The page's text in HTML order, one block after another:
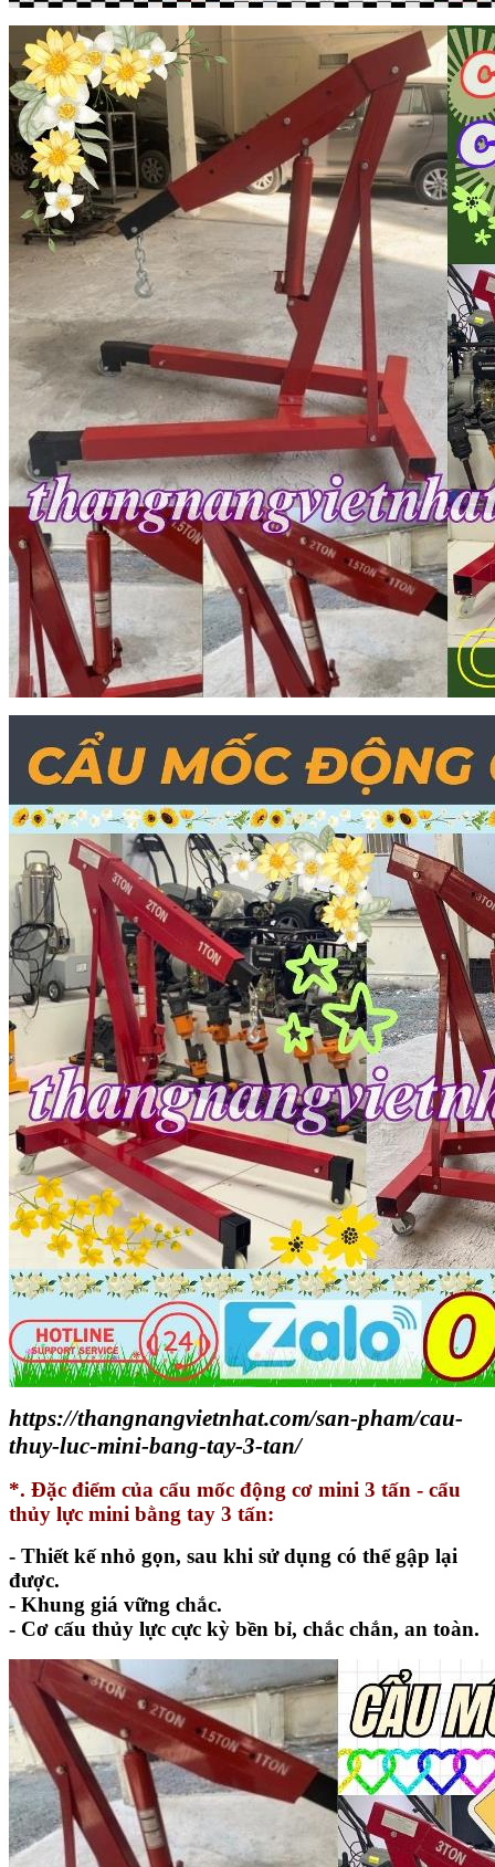
https://thangnangvietnhat.com/san-pham/cau-
thuy-luc-mini-bang-tay-3-tan/
*. Đặc điểm của cẩu mốc động cơ mini 3 tấn - cẩu
thủy lực mini bằng tay 3 tấn:
- Thiết kế nhỏ gọn, sau khi sử dụng có thể gập lại
được.
- Khung giá vững chắc.
- Cơ cấu thủy lực cực kỳ bền bỉ, chắc chắn, an toàn.